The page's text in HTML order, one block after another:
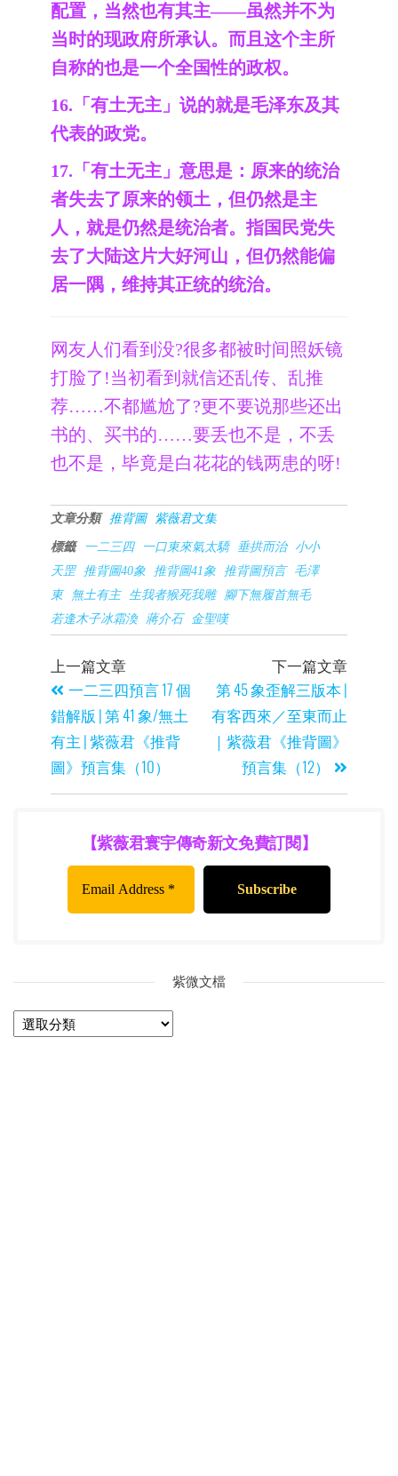
配置，当然也有其主——虽然并不为
当时的现政府所承认。而且这个主所
自称的也是一个全国性的政权。
16.「有土无主」说的就是毛泽东及其
代表的政党。
17.「有土无主」意思是：原来的统治
者失去了原来的领土，但仍然是主
人，就是仍然是统治者。指国民党失
去了大陆这片大好河山，但仍然能偏
居一隅，维持其正统的统治。
网友人们看到没?很多都被时间照妖镜
打脸了!当初看到就信还乱传、乱推
荐……不都尴尬了?更不要说那些还出
书的、买书的……要丢也不是，不丢
也不是，毕竟是白花花的钱两患的呀!
文章分類 推背圖 紫薇君文集
標籤 一二三四 一口東來氣太驕 垂拱而治
小小
天罡
推背圖40象 推背圖41象 推背圖預言
毛澤
東
無土有主 生我者猴死我雕
腳下無履首無毛
若逢木子冰霜渙
蔣介石 金聖嘆
上一篇文章
一二三四預言 17 個
錯解版 | 第 41 象/無土
有主 | 紫薇君《推背
圖》預言集（10）
下一篇文章
第 45 象歪解三版本 |
有客西來／至東而止
｜紫薇君《推背圖》
預言集（12）
【紫薇君寰宇傳奇新文免費訂閱】
紫微文檔